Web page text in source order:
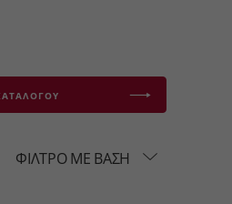
ΦΙΛΤΡΟ ΜΕ ΒΑΣΗ